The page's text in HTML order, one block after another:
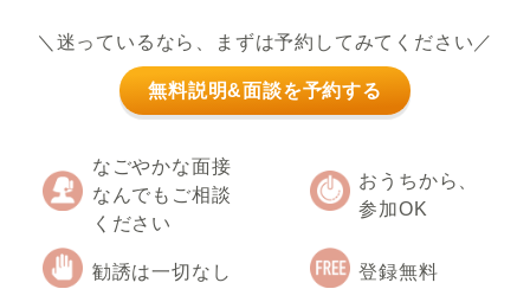
＼迷っているなら、まずは予約してみてください／
無料説明&面談を予約する
なごやかな面接
なんでもご相談
ください
おうちから、
参加OK
勧誘は一切なし 登録無料